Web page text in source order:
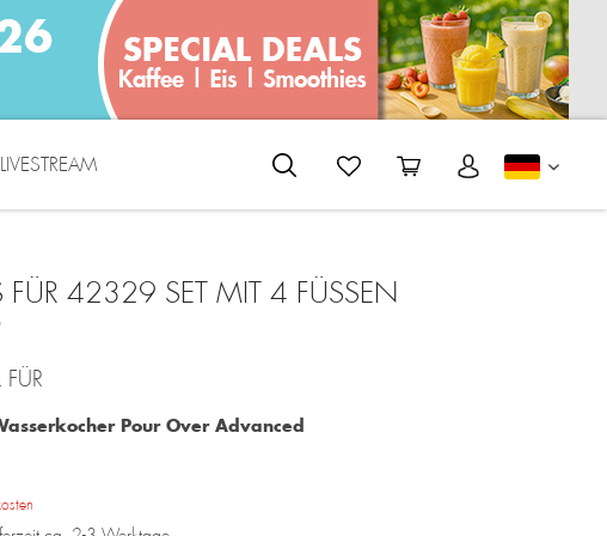
42329 SET MIT 4 FÜSSEN
FÜR
Pour Over Advanced